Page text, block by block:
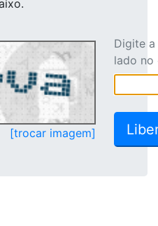
[trocar imagem]
Digite
lado no